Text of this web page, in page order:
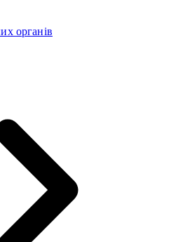
органів